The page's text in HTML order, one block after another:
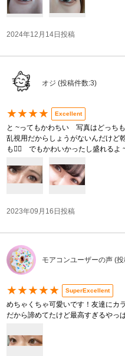
2024年12月14日投稿
オジ (投稿件数:3)
★★★★ Excellent
と ~ってもかわちい 写真はどっち
乱視用だからしょうがないんだけど
も😵‍💫 でもかわいかったし盛れるよ
2023年09月16日投稿
モアコンユーザーの声 (
★★★★★ SuperExcellent
めちゃくちゃ可愛いです！友達にカ
だから諦めてたけど最高すぎるやっ